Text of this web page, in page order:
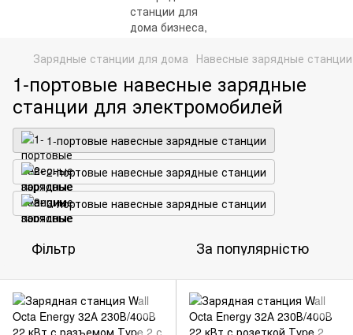
Зарядные станции для дома Навесные зарядные станции
1-портовые навесные зарядные
станции для электромобилей
1-портовые навесные зарядные станции
2-портовые навесные зарядные станции
3-портовые навесные зарядные станции
Фільтр За популярністю